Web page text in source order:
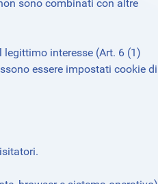
sono combinati con altre
legittimo interesse (Art. 6 (1)
essere impostati cookie di